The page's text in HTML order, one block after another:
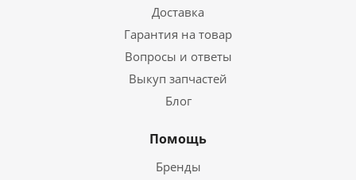
Доставка
Гарантия на товар
Вопросы и ответы
Выкуп запчастей
Блог
Помощь
Бренды